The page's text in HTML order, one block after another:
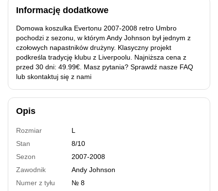
Informację dodatkowe
Domowa koszulka Evertonu 2007-2008 retro Umbro
pochodzi z sezonu, w którym Andy Johnson był jednym z
czołowych napastników drużyny. Klasyczny projekt
podkreśla tradycję klubu z Liverpoolu. Najniższa cena z
przed 30 dni: 49.99€. Masz pytania? Sprawdź nasze FAQ
lub skontaktuj się z nami
Opis
Rozmiar
L
Stan
8/10
Sezon
2007-2008
Zawodnik
Andy Johnson
Numer z tyłu
№ 8